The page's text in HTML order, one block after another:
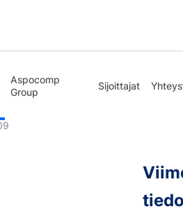
Aspocomp
Group
Sijoittajat